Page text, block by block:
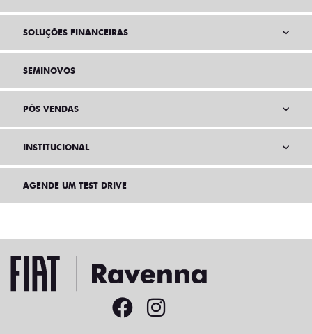
SOLUÇÕES FINANCEIRAS
SEMINOVOS
PÓS VENDAS
INSTITUCIONAL
AGENDE UM TEST DRIVE